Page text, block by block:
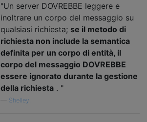
"Un server DOVREBBE leggere e
inoltrare un corpo del messaggio su
qualsiasi richiesta; se il metodo di
richiesta non include la semantica
definita per un corpo di entità, il
corpo del messaggio DOVREBBE
essere ignorato durante la gestione
della richiesta . "
Shelley,